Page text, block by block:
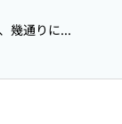
幾通りに...